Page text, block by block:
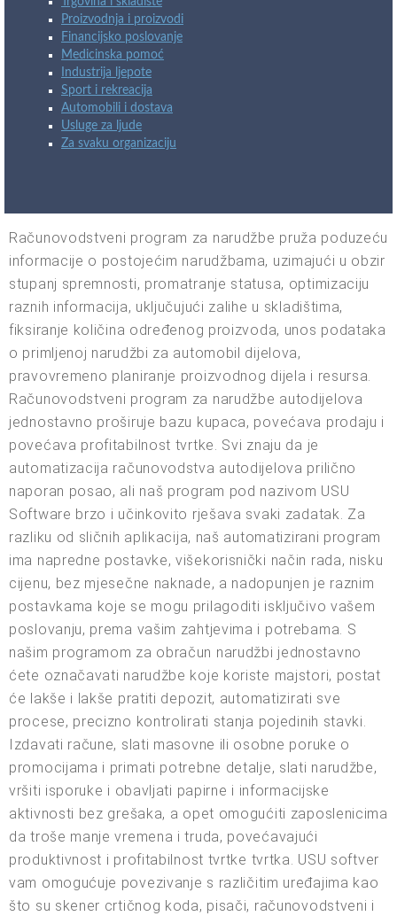
Proizvodnja i proizvodi
Financijsko poslovanje
Medicinska pomoć
Industrija ljepote
Sport i rekreacija
Automobili i dostava
Usluge za ljude
Za svaku organizaciju
Računovodstveni program za narudžbe pruža poduzeću
informacije o postojećim narudžbama, uzimajući u obzir
stupanj spremnosti, promatranje statusa, optimizaciju
raznih informacija, uključujući zalihe u skladištima,
fiksiranje količina određenog proizvoda, unos podataka
o primljenoj narudžbi za automobil dijelova,
pravovremeno planiranje proizvodnog dijela i resursa.
Računovodstveni program za narudžbe autodijelova
jednostavno proširuje bazu kupaca, povećava prodaju i
povećava profitabilnost tvrtke. Svi znaju da je
automatizacija računovodstva autodijelova prilično
naporan posao, ali naš program pod nazivom USU
Software brzo i učinkovito rješava svaki zadatak. Za
razliku od sličnih aplikacija, naš automatizirani program
ima napredne postavke, višekorisnički način rada, nisku
cijenu, bez mjesečne naknade, a nadopunjen je raznim
postavkama koje se mogu prilagoditi isključivo vašem
poslovanju, prema vašim zahtjevima i potrebama. S
našim programom za obračun narudžbi jednostavno
ćete označavati narudžbe koje koriste majstori, postat
će lakše i lakše pratiti depozit, automatizirati sve
procese, precizno kontrolirati stanja pojedinih stavki.
Izdavati račune, slati masovne ili osobne poruke o
promocijama i primati potrebne detalje, slati narudžbe,
vršiti isporuke i obavljati papirne i informacijske
aktivnosti bez grešaka, a opet omogućiti zaposlenicima
da troše manje vremena i truda, povećavajući
produktivnost i profitabilnost tvrtke tvrtka. USU softver
vam omogućuje povezivanje s različitim uređajima kao
što su skener crtičnog koda, pisači, računovodstveni i